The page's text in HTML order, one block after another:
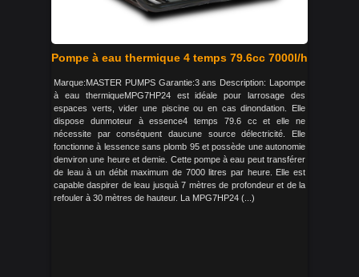
Pompe à eau thermique 4 temps 79.6cc 7000l/h
Marque:MASTER PUMPS Garantie:3 ans Description: Lapompe
à eau thermiqueMPG7HP24 est idéale pour larrosage des
espaces verts, vider une piscine ou en cas dinondation. Elle
dispose dunmoteur à essence4 temps 79.6 cc et elle ne
nécessite par conséquent daucune source délectricité. Elle
fonctionne à lessence sans plomb 95 et possède une autonomie
denviron une heure et demie. Cette pompe à eau peut transférer
de leau à un débit maximum de 7000 litres par heure. Elle est
capable daspirer de leau jusquà 7 mètres de profondeur et de la
refouler à 30 mètres de hauteur. La MPG7HP24 (...)